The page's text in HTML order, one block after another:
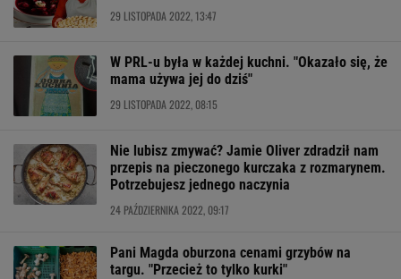
29 LISTOPADA 2022, 13:47
W PRL-u była w każdej kuchni. "Okazało się, że
mama używa jej do dziś"
29 LISTOPADA 2022, 08:15
Nie lubisz zmywać? Jamie Oliver zdradził nam
przepis na pieczonego kurczaka z rozmarynem.
Potrzebujesz jednego naczynia
24 PAŹDZIERNIKA 2022, 09:17
Pani Magda oburzona cenami grzybów na
targu. "Przecież to tylko kurki"